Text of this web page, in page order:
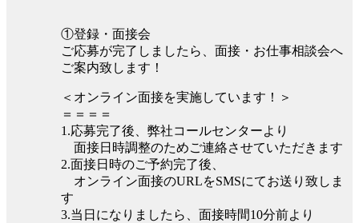
①登録・面接会
ご応募が完了しましたら、面接・お仕事相談会へ
ご案内致します！
＜オンライン面接を実施しています！＞
＝＝＝＝
1.応募完了後、弊社コールセンターより
面接日時調整のためご連絡させていただきます
2.面接日時のご予約完了後、
オンライン面接のURLをSMSにてお送り致しま
す
3.当日になりましたら、面接時間10分前より